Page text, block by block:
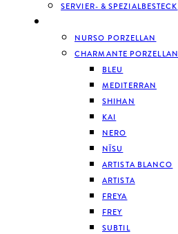
SERVIER- & SPEZIALBESTECK
NURSO PORZELLAN
CHARMANTE PORZELLAN
BLEU
MEDITERRAN
SHIHAN
KAI
NERO
NĪSU
ARTISTA BLANCO
ARTISTA
FREYA
FREY
SUBTIL